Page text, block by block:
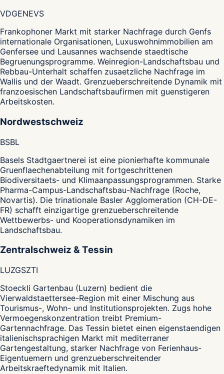
VDGENEVS
Frankophoner Markt mit starker Nachfrage durch Genfs
internationale Organisationen, Luxuswohnimmobilien am
Genfersee und Lausannes wachsende staedtische
Begruenungsprogramme. Weinregion-Landschaftsbau und
Rebbau-Unterhalt schaffen zusaetzliche Nachfrage im
Wallis und der Waadt. Grenzueberschreitende Dynamik mit
franzoesischen Landschaftsbaufirmen mit guenstigeren
Arbeitskosten.
Nordwestschweiz
BSBL
Basels Stadtgaertnerei ist eine pionierhafte kommunale
Gruenflaechenabteilung mit fortgeschrittenen
Biodiversitaets- und Klimaanpassungsprogrammen. Starke
Pharma-Campus-Landschaftsbau-Nachfrage (Roche,
Novartis). Die trinationale Basler Agglomeration (CH-DE-
FR) schafft einzigartige grenzueberschreitende
Wettbewerbs- und Kooperationsdynamiken im
Landschaftsbau.
Zentralschweiz & Tessin
LUZGSZTI
Stoeckli Gartenbau (Luzern) bedient die
Vierwaldstaettersee-Region mit einer Mischung aus
Tourismus-, Wohn- und Institutionsprojekten. Zugs hohe
Vermoegenskonzentration treibt Premium-
Gartennachfrage. Das Tessin bietet einen eigenstaendigen
italienischsprachigen Markt mit mediterraner
Gartengestaltung, starker Nachfrage von Ferienhaus-
Eigentuemern und grenzueberschreitender
Arbeitskraeftedynamik mit Italien.